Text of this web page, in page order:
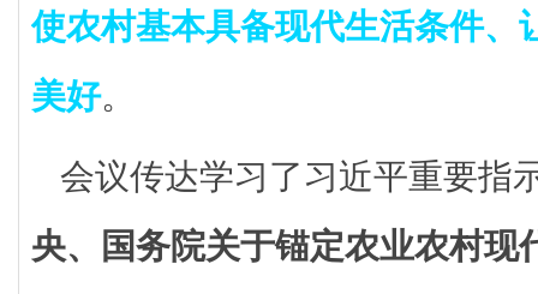
使农村基本具备现代生活条件、
美好。
会议传达学习了习近平重要指
央、国务院关于锚定农业农村现